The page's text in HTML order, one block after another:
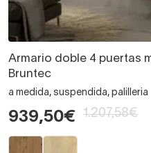
Armario doble 4 puertas
Bruntec
a medida, suspendida, palilleria
939,50€ 1.207,58€